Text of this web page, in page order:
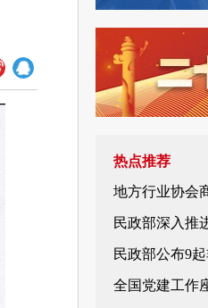
热点推荐
民政部深入推
民政部公布9
全国党建工作